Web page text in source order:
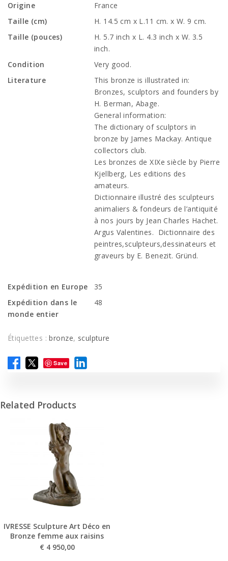
Origine
France
Taille (cm)
H. 14.5 cm x L.11 cm. x W. 9 cm.
Taille (pouces)
H. 5.7 inch x L. 4.3 inch x W. 3.5
inch.
Condition
Very good.
Literature
This bronze is illustrated in:
Bronzes, sculptors and founders by
H. Berman, Abage.
General information:
The dictionary of sculptors in
bronze by James Mackay. Antique
collectors club.
Les bronzes de XIXe siècle by Pierre
Kjellberg, Les editions des
amateurs.
Dictionnaire illustré des sculpteurs
animaliers & fondeurs de l’antiquité
à nos jours by Jean Charles Hachet.
Argus Valentines. Dictionnaire des
peintres,sculpteurs,dessinateurs et
graveurs by E. Benezit. Gründ.
Expédition en Europe
35
Expédition dans le
monde entier
48
Étiquettes :bronze, sculpture
Save
Related Products
IVRESSE Sculpture Art Déco en
Bronze femme aux raisins
€ 4 950,00